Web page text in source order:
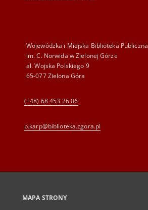
Wojewódzka i Miejska Biblioteka Publiczna
im. C. Norwida w Zielonej Górze
al. Wojska Polskiego 9
65-077 Zielona Góra
(+48) 68 453 26 06
p.karp@biblioteka.zgora.pl
MAPA STRONY